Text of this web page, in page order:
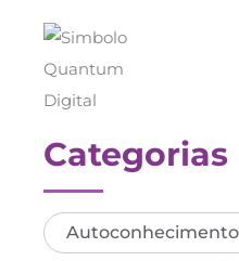
Categorias
Autoconhecimento